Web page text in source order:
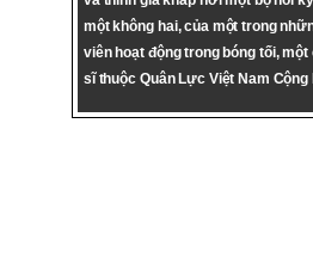
một không hai, của một trong
viên hoạt động trong bóng tối, một
sĩ thuộc Quân Lực Việt Nam Cộng